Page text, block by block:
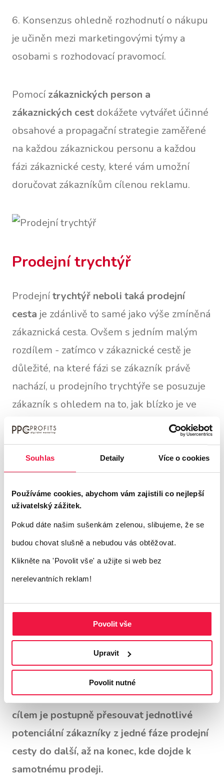
Souhlas Detaily Více o cookies
Používáme cookies, abychom vám zajistili co nejlepší
uživatelský zážitek.
Pokud dáte našim sušenkám zelenou, slibujeme, že se
budou chovat slušně a nebudou vás obtěžovat.
Klikněte na 'Povolit vše' a užijte si web bez
nerelevantních reklam!
Povolit vše
Upravit
Povolit nutné
6. Konsenzus ohledně rozhodnutí o nákupu
je učiněn mezi marketingovými týmy a
osobami s rozhodovací pravomocí.
Pomocí zákaznických person a
zákaznických cest dokážete vytvářet účinné
obsahové a propagační strategie zaměřené
na každou zákaznickou personu a každou
fázi zákaznické cesty, které vám umožní
doručovat zákazníkům cílenou reklamu.
Prodejní trychtýř
Prodejnítrychtýř neboli taká prodejní
cesta je zdánlivě to samé jako výše zmíněná
zákaznická cesta. Ovšem s jedním malým
rozdílem - zatímco v zákaznické cestě je
důležité, na které fázi se zákazník právě
nachází, u prodejního trychtýře se posuzuje
zákazník s ohledem na to, jak blízko je ve
vztahu k nákupu. Tato vizualizace je
zásadním aspektem, protože poskytuje
obchodníkům a prodejcům pohled na jejich
prodejní a marketingové kanály.
zpětně na zákazníka z pohledu
zatímco zákaznická cesta je vizualizací, která
pravděpodobnosti nákupu.
►Vizualizace a měření vaší prodejní cesty
je zásadní pro výpočet vašich následných
příjmů a celkového výkonu vašeho
marketingového a prodejního úsilí. Vaším
cílem je postupně přesouvat jednotlivé
potenciální zákazníky z jedné fáze prodejní
cesty do další, až na konec, kde dojde k
samotnému prodeji.